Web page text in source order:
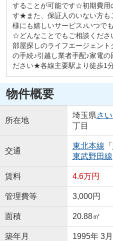
することが可能です☆初期費用
す★また、保証人のいない方も
様にも嬉しいサービス♪いつで
☆どんなことでもご相談くださ
部屋探しのライフエージェン
の手続♪引越し業者手配♪家電
ださい★各線主要駅より徒歩1
物件概要
所在地
埼玉県さ
丁目
交通
東北本線 「
東武野田線
賃料 4.6万円
管理費等 3,000円
面積 20.88㎡
築年月 1995年 3